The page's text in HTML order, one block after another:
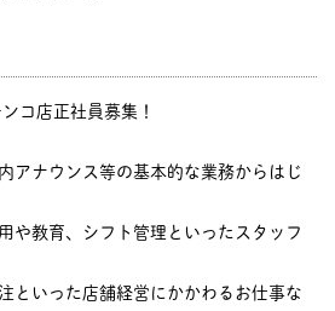
コ店正社員募集！
アナウンス等の基本的な業務からはじ
や教育、シフト管理といったスタッフ
といった店舗経営にかかわるお仕事な